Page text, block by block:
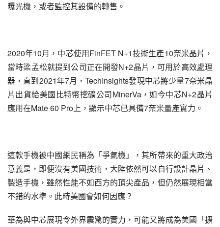
曝光機，或者監控其設備的轉售。
2020年10月，中芯使用FinFET N+1技術生產10奈米晶片，
當時梁孟松就提到公司正在開發N+2晶片，可用於高效處理
器，直到2021年7月，TechInsights發現中芯將少量7奈米晶
片出貨給美國比特幣挖礦公司MinerVa，如今中芯N+2晶片
應用在Mate 60 Pro上，顯示中芯已具備7奈米量產實力。
這款手機被中國網民稱為「爭氣機」，其所帶來的重大政治
意義是，即便沒有美國技術，大陸依然可以自行設計晶片、
製造手機，雖然性能不如西方的頂尖產品，但仍然展現相當
不錯的水準。此時美國會如何因應？
華為與中芯展現令外界震驚的實力，可能又將成為美國「擴